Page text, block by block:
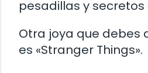
pesadillas y secretos
Otra joya que debes
es «Stranger Things».